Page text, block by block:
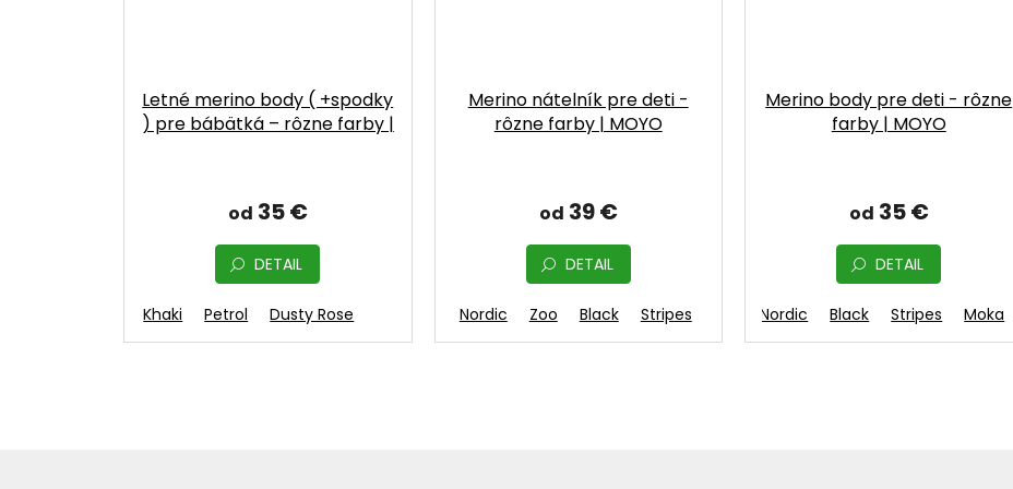
Letné merino body ( +spodky
) pre bábätká – rôzne farby |
od 35 €
DETAIL
Khaki Petrol Dusty Rose
Merino nátelník pre deti -
rôzne farby | MOYO
od 39 €
DETAIL
Fuchsia Nordic Zoo Black Stripes
Merino body pre deti - rôzne
farby | MOYO
od 35 €
DETAIL
Fuchsia Nordic Black Stripes Moka